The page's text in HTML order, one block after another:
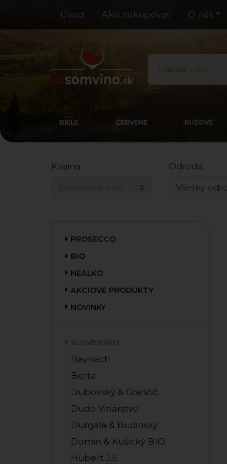
Úvod Ako nakupovať O nás
BIELE ČERVENÉ RUŽOVÉ
Krajina Odroda
PROSECCO
BIO
NEALKO
AKCIOVÉ PRODUKTY
NOVINKY
Baynach
Berta
Dubovský & Grančič
Dudo Vinárstvo
Durgala & Budinský
Domin & Kušický BIO
Hubert J.E